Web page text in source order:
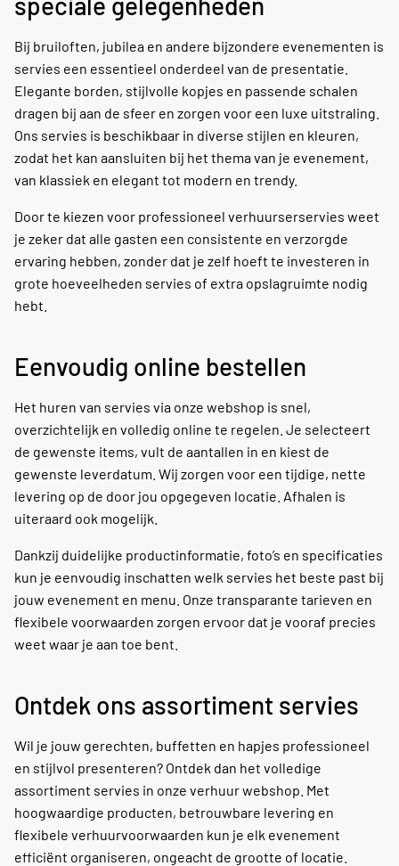
Bij bruiloften, jubilea en andere bijzondere evenementen is
servies een essentieel onderdeel van de presentatie.
Elegante borden, stijlvolle kopjes en passende schalen
dragen bij aan de sfeer en zorgen voor een luxe uitstraling.
Ons servies is beschikbaar in diverse stijlen en kleuren,
zodat het kan aansluiten bij het thema van je evenement,
van klassiek en elegant tot modern en trendy.
Door te kiezen voor professioneel verhuurserservies weet
je zeker dat alle gasten een consistente en verzorgde
ervaring hebben, zonder dat je zelf hoeft te investeren in
grote hoeveelheden servies of extra opslagruimte nodig
hebt.
Eenvoudig online bestellen
Het huren van servies via onze webshop is snel,
overzichtelijk en volledig online te regelen. Je selecteert
de gewenste items, vult de aantallen in en kiest de
gewenste leverdatum. Wij zorgen voor een tijdige, nette
levering op de door jou opgegeven locatie. Afhalen is
uiteraard ook mogelijk.
Dankzij duidelijke productinformatie, foto’s en specificaties
kun je eenvoudig inschatten welk servies het beste past bij
jouw evenement en menu. Onze transparante tarieven en
flexibele voorwaarden zorgen ervoor dat je vooraf precies
weet waar je aan toe bent.
Ontdek ons assortiment servies
Wil je jouw gerechten, buffetten en hapjes professioneel
en stijlvol presenteren? Ontdek dan het volledige
assortiment servies in onze verhuur webshop. Met
hoogwaardige producten, betrouwbare levering en
flexibele verhuurvoorwaarden kun je elk evenement
efficiënt organiseren, ongeacht de grootte of locatie.